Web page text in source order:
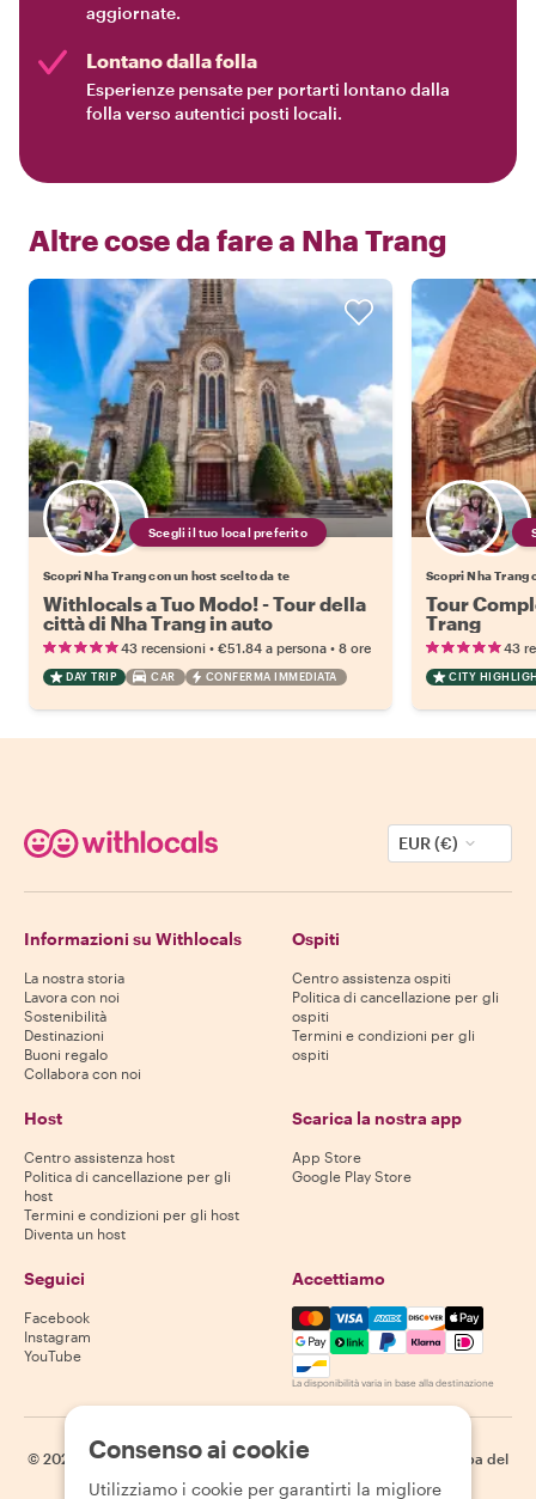
aggiornate.
Lontano dalla folla
Esperienze pensate per portarti lontano dalla
folla verso autentici posti locali.
Altre cose da fare a Nha Trang
Scegli il tuo local preferito
Scopri Nha Trang con un host scelto da te
Withlocals a Tuo Modo! - Tour della
città di Nha Trang in auto
43 recensioni • €51.84 a persona • 8 ore
DAY TRIP CAR CONFERMA IMMEDIATA
Scopri Nha Trang
Tour
Trang
43
CITY
EUR (€)
Informazioni su Withlocals
La nostra storia
Lavora con noi
Sostenibilità
Destinazioni
Buoni regalo
Collabora con noi
Ospiti
Centro assistenza ospiti
Politica di cancellazione per gli
ospiti
Termini e condizioni per gli
ospiti
Host
Centro assistenza host
Politica di cancellazione per gli
host
Termini e condizioni per gli host
Diventa un host
Scarica la nostra app
App Store
Google Play Store
Seguici
Facebook
Instagram
YouTube
Accettiamo
Mastercard, Visa, Amex,
La disponibilità varia in base alla destinazione
© 2026 Withlocals.com | Informativa sulla privacy
Mappa del
Consenso ai cookie
Utilizziamo i cookie per garantirti la migliore